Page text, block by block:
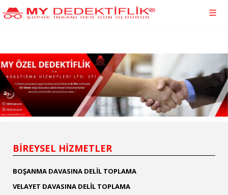
BİREYSEL HİZMETLER
BOŞANMA DAVASINA DELİL TOPLAMA
VELAYET DAVASINA DELİL TOPLAMA